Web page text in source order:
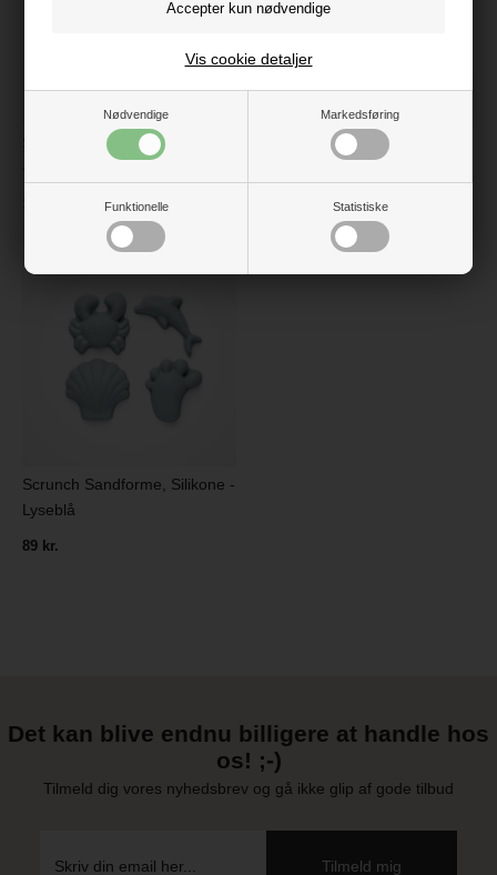
Nødvendige Markedsføring
Funktionelle Statistiske
Vis cookie detaljer
Scrunch Vandkande, Silikone
- Lyseblå
119 kr.
Scrunch Armbånd - lyseblå
Scrunch Sandforme, Silikone -
Lyseblå
89 kr.
Det kan blive endnu billigere at handle hos
os! ;-)
Tilmeld dig vores nyhedsbrev og gå ikke glip af gode tilbud